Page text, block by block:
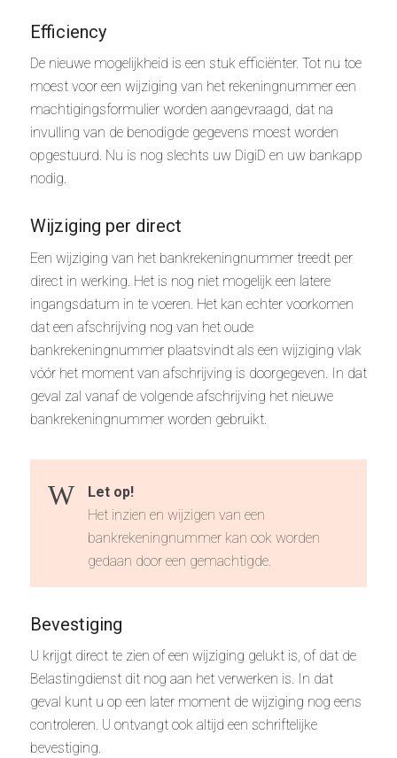
Efficiency
De nieuwe mogelijkheid is een stuk efficiënter. Tot nu toe
moest voor een wijziging van het rekeningnummer een
machtigingsformulier worden aangevraagd, dat na
invulling van de benodigde gegevens moest worden
opgestuurd. Nu is nog slechts uw DigiD en uw bankapp
nodig.
Wijziging per direct
Een wijziging van het bankrekeningnummer treedt per
direct in werking. Het is nog niet mogelijk een latere
ingangsdatum in te voeren. Het kan echter voorkomen
dat een afschrijving nog van het oude
bankrekeningnummer plaatsvindt als een wijziging vlak
vóór het moment van afschrijving is doorgegeven. In dat
geval zal vanaf de volgende afschrijving het nieuwe
bankrekeningnummer worden gebruikt.
Let op!
Het inzien en wijzigen van een
bankrekeningnummer kan ook worden
gedaan door een gemachtigde.
Bevestiging
U krijgt direct te zien of een wijziging gelukt is, of dat de
Belastingdienst dit nog aan het verwerken is. In dat
geval kunt u op een later moment de wijziging nog eens
controleren. U ontvangt ook altijd een schriftelijke
bevestiging.